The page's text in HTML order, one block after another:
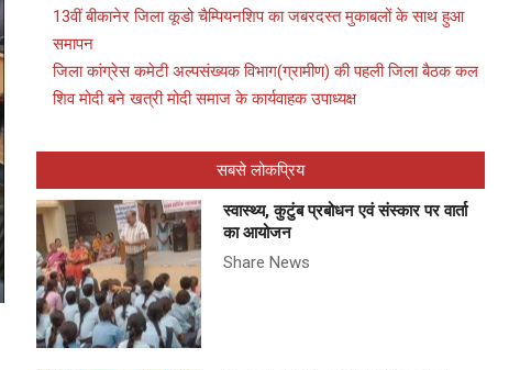
13वीं बीकानेर जिला कूडो चैम्पियनशिप का जबरदस्त मुकाबलों के साथ हुआ
समापन
जिला कांग्रेस कमेटी अल्पसंख्यक विभाग(ग्रामीण) की पहली जिला बैठक कल
शिव मोदी बने खत्री मोदी समाज के कार्यवाहक उपाध्यक्ष
सबसे लोकप्रिय
स्वास्थ्य, कुटुंब प्रबोधन एवं संस्कार पर वार्ता
का आयोजन
Share News